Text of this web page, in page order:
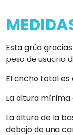
Esta grúa
peso de usuario
El ancho total es
La altura mínima
La altura de la
debajo de una